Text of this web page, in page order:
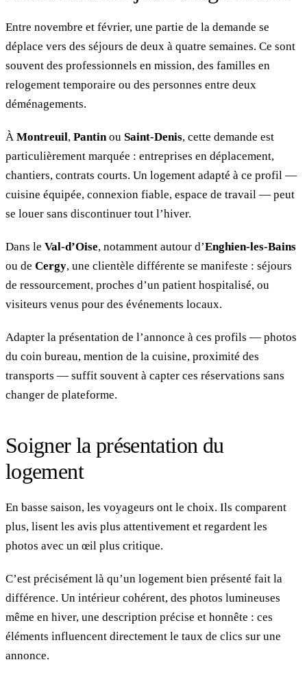
Entre novembre et février, une partie de la demande se
déplace vers des séjours de deux à quatre semaines. Ce sont
souvent des professionnels en mission, des familles en
relogement temporaire ou des personnes entre deux
déménagements.
À Montreuil, Pantinou Saint-Denis, cette demande est
particulièrement marquée : entreprises en déplacement,
chantiers, contrats courts. Un logement adapté à ce profil —
cuisine équipée, connexion fiable, espace de travail — peut
se louer sans discontinuer tout l’hiver.
Dans le Val-d’Oise, notamment autour d’Enghien-les-Bains
ou de Cergy, une clientèle différente se manifeste : séjours
de ressourcement, proches d’un patient hospitalisé, ou
visiteurs venus pour des événements locaux.
Adapter la présentation de l’annonce à ces profils — photos
du coin bureau, mention de la cuisine, proximité des
transports — suffit souvent à capter ces réservations sans
changer de plateforme.
Soigner la présentation du
logement
En basse saison, les voyageurs ont le choix. Ils comparent
plus, lisent les avis plus attentivement et regardent les
photos avec un œil plus critique.
C’est précisément là qu’un logement bien présenté fait la
différence. Un intérieur cohérent, des photos lumineuses
même en hiver, une description précise et honnête : ces
éléments influencent directement le taux de clics sur une
annonce.